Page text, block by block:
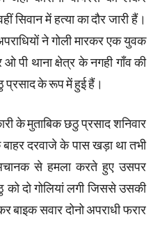
सिवान में हत्या का दौर जारी हैं।
ने गोली मारकर एक युवक
पी थाना क्षेत्र के नगही गाँव की
प्रसाद के रूप में हुई हैं।
के मुताबिक छठु प्रसाद शनिवार
दरवाजे के पास खड़ा था तभी
से हमला करते हुए उसपर
दो गोलियां लगी जिससे उसकी
बाइक सवार दोनो अपराधी फरार